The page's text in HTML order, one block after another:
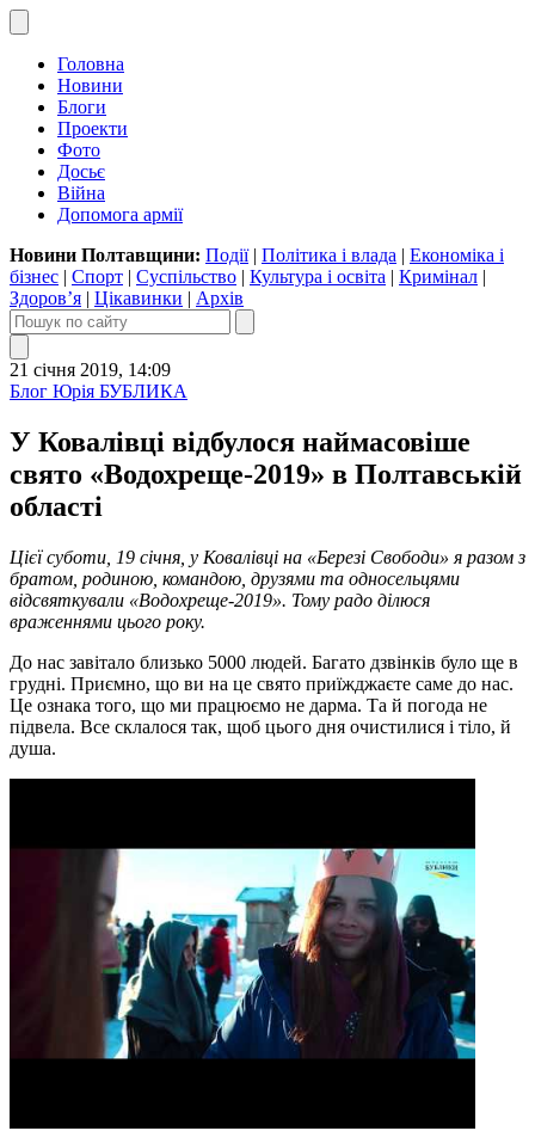
Головна
Новини
Блоги
Проекти
Фото
Досьє
Війна
Допомога армії
Новини Полтавщини: Події| Політика і влада | Економіка і
бізнес | Спорт | Суспільство | Культура і освіта | Кримінал |
Здоров’я | Цікавинки | Архів
21 січня 2019, 14:09
Блог Юрія БУБЛИКА
У Ковалівці відбулося наймасовіше
свято «Водохреще-2019» в Полтавській
області
Цієї суботи, 19 січня, у Ковалівці на «Березі Свободи» я разом з
братом, родиною, командою, друзями та односельцями
відсвяткували «Водохреще-2019». Тому радо ділюся
враженнями цього року.
До нас завітало близько 5000 людей. Багато дзвінків було ще в
грудні. Приємно, що ви на це свято приїжджаєте саме до нас.
Це ознака того, що ми працюємо не дарма. Та й погода не
підвела. Все склалося так, щоб цього дня очистилися і тіло, й
душа.